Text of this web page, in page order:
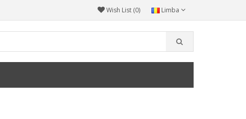
Limba
Wish List (0)